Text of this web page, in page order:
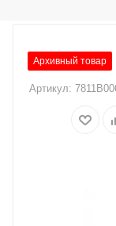
Архивный товар
Артикул: